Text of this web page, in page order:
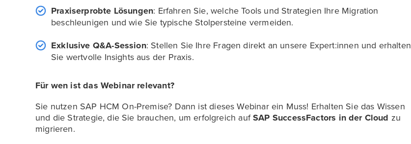
Praxiserprobte Lösungen: Erfahren Sie, welche Tools und Strategien Ihre Migration
beschleunigen und wie Sie typische Stolpersteine vermeiden.
Exklusive Q&A-Session: Stellen Sie Ihre Fragen direkt an unsere Expert:innen und erhalten
Sie wertvolle Insights aus der Praxis.
Für wen ist das Webinar relevant?
Sie nutzen SAP HCM On-Premise? Dann ist dieses Webinar ein Muss! Erhalten Sie das Wissen
und die Strategie, die Sie brauchen, um erfolgreich aufSAP SuccessFactors in der Cloud zu
migrieren.